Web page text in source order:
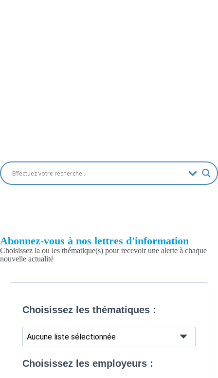
Abonnez-vous à nos lettres d'information
Choisissez la ou les thématique(s) pour recevoir une alerte à chaque
nouvelle actualité